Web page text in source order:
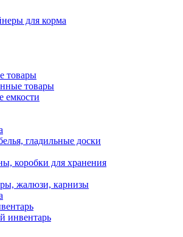
для корма
товары
товары
емкости
гладильные доски
коробки для хранения
жалюзи, карнизы
инвентарь